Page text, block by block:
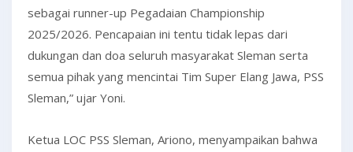
sebagai runner-up Pegadaian Championship
2025/2026. Pencapaian ini tentu tidak lepas dari
dukungan dan doa seluruh masyarakat Sleman serta
semua pihak yang mencintai Tim Super Elang Jawa, PSS
Sleman,” ujar Yoni.
Ketua LOC PSS Sleman, Ariono, menyampaikan bahwa